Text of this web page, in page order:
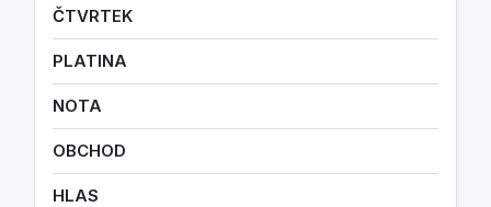
ČTVRTEK
PLATINA
NOTA
OBCHOD
HLAS